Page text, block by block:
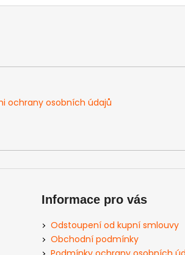
ochrany osobních údajů
Informace pro vás
Odstoupení od kupní smlouvy
Obchodní podmínky